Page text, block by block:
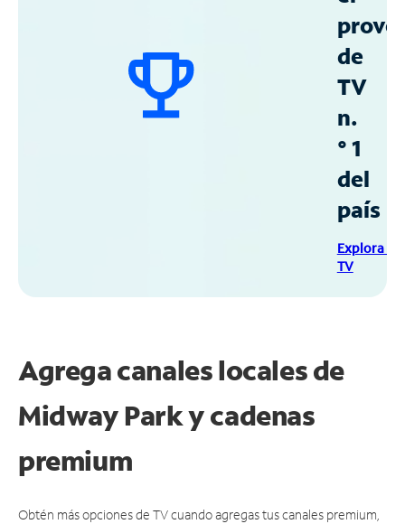
de
TV
n.
° 1
del
país
Explora
TV
Agrega canales locales de
Midway Park y cadenas
premium
Obtén más opciones de TV cuando agregas tus canales premium,